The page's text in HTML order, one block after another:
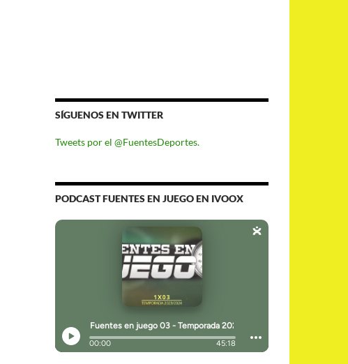
SÍGUENOS EN TWITTER
Tweets por el @FuentesDeportes.
PODCAST FUENTES EN JUEGO EN IVOOX